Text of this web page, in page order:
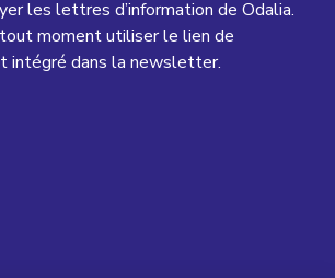
les lettres d’information de Odalia.
moment utiliser le lien de
intégré dans la newsletter.